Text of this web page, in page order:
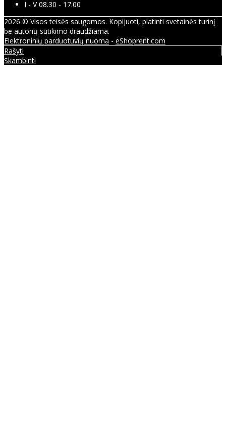
I - V 08.30 - 17.00
2026 © Visos teisės saugomos. Kopijuoti, platinti svetainės turinį
be autorių sutikimo draudžiama.
Elektroninių parduotuvių nuoma - eShoprent.com
Rašyti
Skambinti